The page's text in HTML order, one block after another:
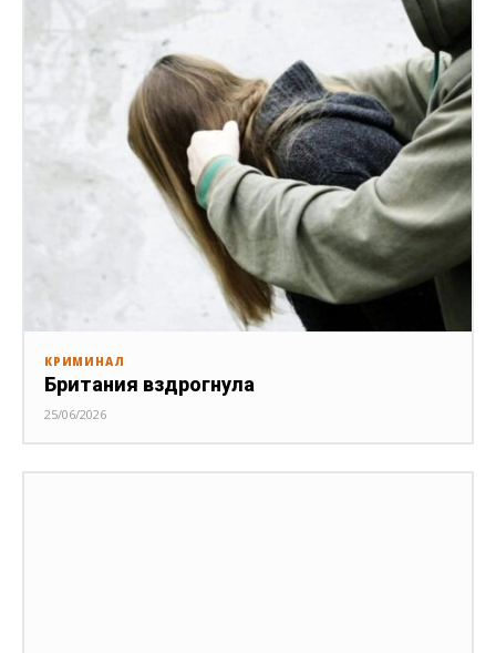
КРИМИНАЛ
Британия вздрогнула
25/06/2026